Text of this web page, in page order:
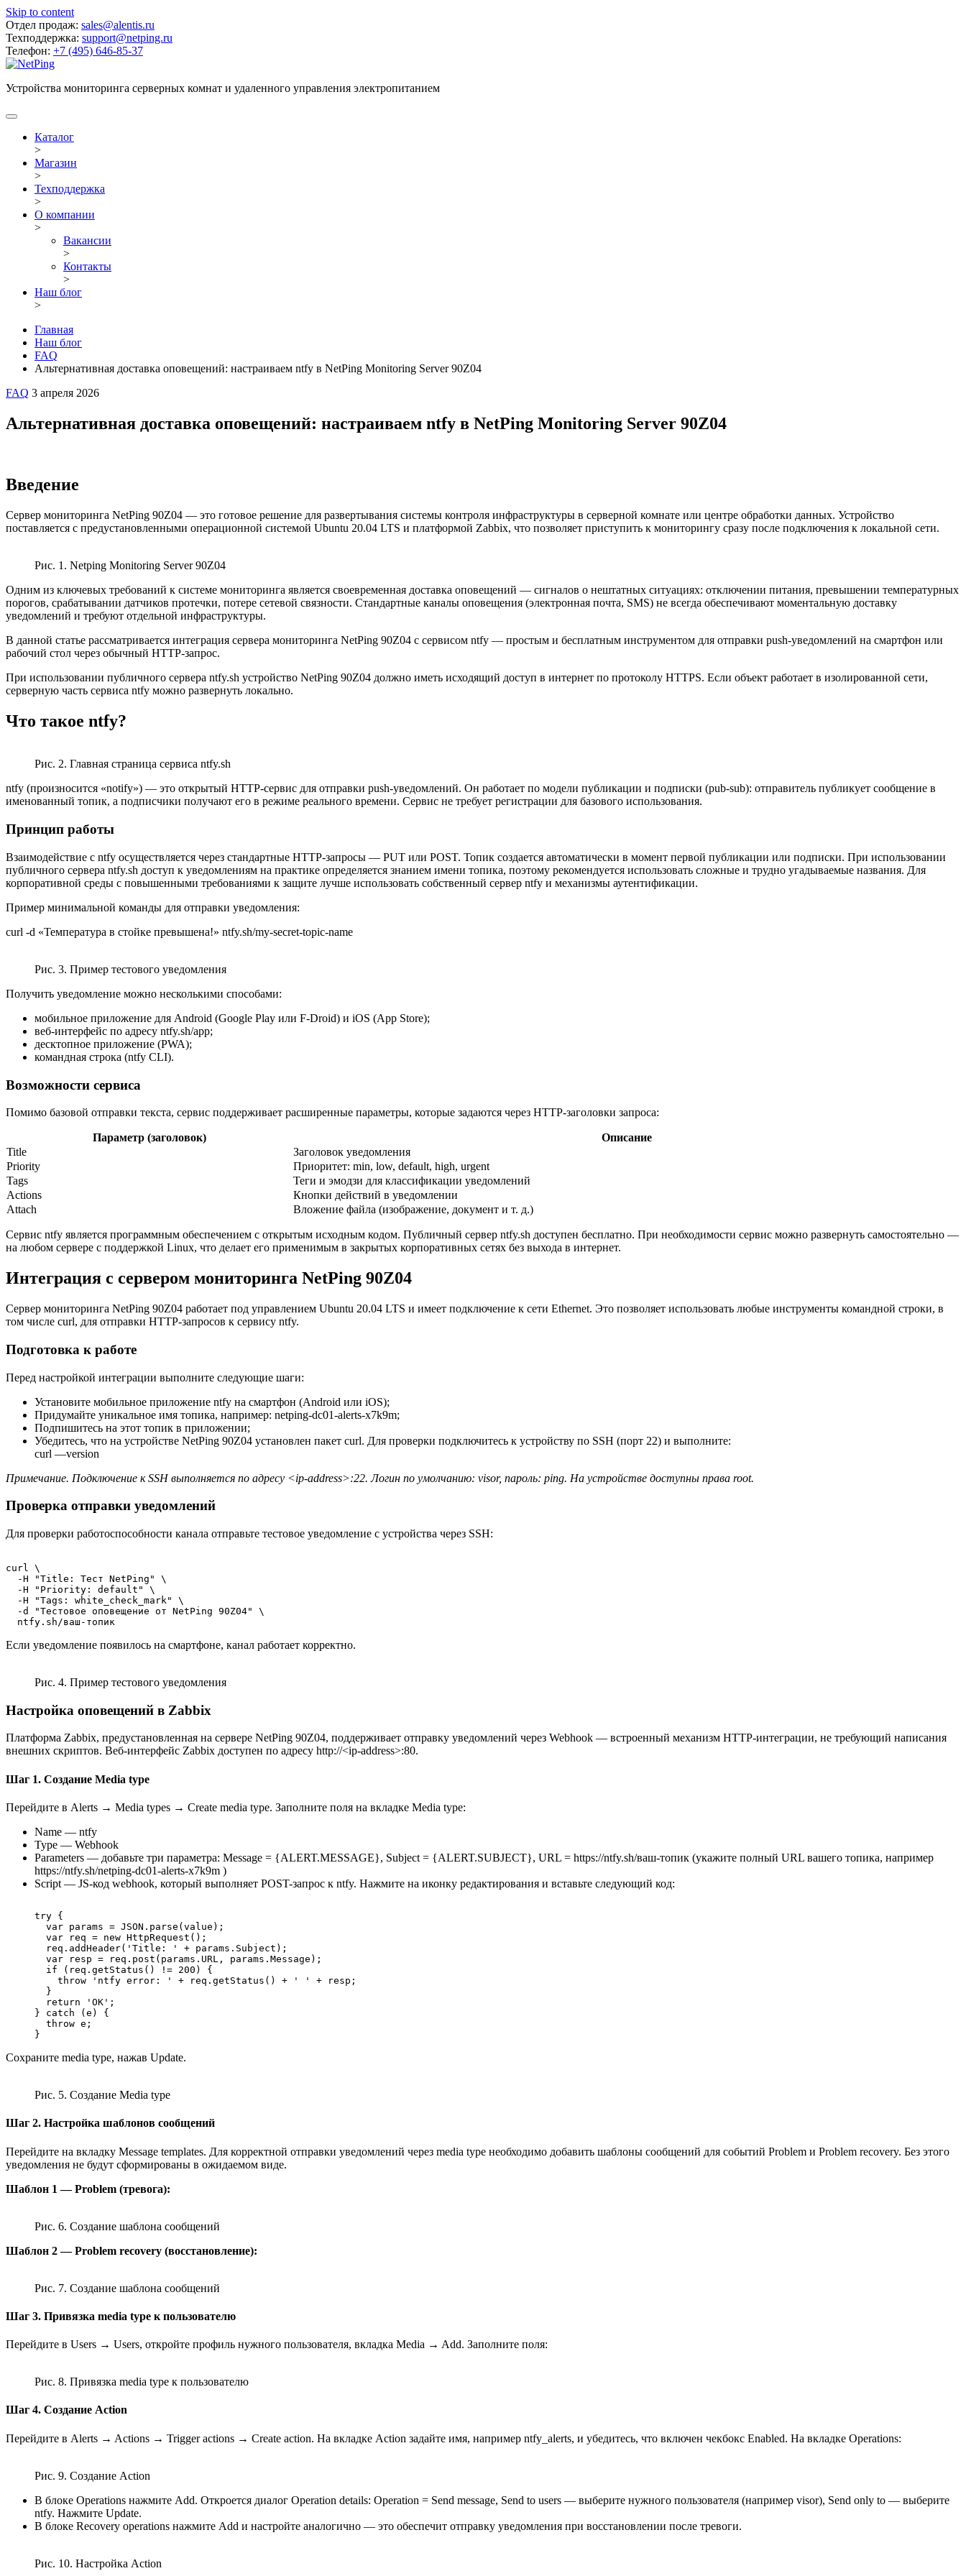
Skip to content
Отдел продаж: sales@alentis.ru
Техподдержка: support@netping.ru
Телефон: +7 (495) 646-85-37
Устройства мониторинга серверных комнат и удаленного управления электропитанием
Каталог
>
Магазин
>
Техподдержка
>
О компании
>
Вакансии
>
Контакты
>
Наш блог
>
Главная
Наш блог
FAQ
Альтернативная доставка оповещений: настраиваем ntfy в NetPing Monitoring Server 90Z04
FAQ 3 апреля 2026
Альтернативная доставка оповещений: настраиваем ntfy в NetPing Monitoring Server 90Z04
Введение
Сервер мониторинга NetPing 90Z04 — это готовое решение для развертывания системы контроля инфраструктуры в серверной комнате или центре обработки данных. Устройство
поставляется с предустановленными операционной системой Ubuntu 20.04 LTS и платформой Zabbix, что позволяет приступить к мониторингу сразу после подключения к локальной сети.
Рис. 1. Netping Monitoring Server 90Z04
Одним из ключевых требований к системе мониторинга является своевременная доставка оповещений — сигналов о нештатных ситуациях: отключении питания, превышении температурных
порогов, срабатывании датчиков протечки, потере сетевой связности. Стандартные каналы оповещения (электронная почта, SMS) не всегда обеспечивают моментальную доставку
уведомлений и требуют отдельной инфраструктуры.
В данной статье рассматривается интеграция сервера мониторинга NetPing 90Z04 с сервисом ntfy — простым и бесплатным инструментом для отправки push-уведомлений на смартфон или
рабочий стол через обычный HTTP-запрос.
При использовании публичного сервера ntfy.sh устройство NetPing 90Z04 должно иметь исходящий доступ в интернет по протоколу HTTPS. Если объект работает в изолированной сети,
серверную часть сервиса ntfy можно развернуть локально.
Что такое ntfy?
Рис. 2. Главная страница сервиса ntfy.sh
ntfy (произносится «notify») — это открытый HTTP-сервис для отправки push-уведомлений. Он работает по модели публикации и подписки (pub-sub): отправитель публикует сообщение в
именованный топик, а подписчики получают его в режиме реального времени. Сервис не требует регистрации для базового использования.
Принцип работы
Взаимодействие с ntfy осуществляется через стандартные HTTP-запросы — PUT или POST. Топик создается автоматически в момент первой публикации или подписки. При использовании
публичного сервера ntfy.sh доступ к уведомлениям на практике определяется знанием имени топика, поэтому рекомендуется использовать сложные и трудно угадываемые названия. Для
корпоративной среды с повышенными требованиями к защите лучше использовать собственный сервер ntfy и механизмы аутентификации.
Пример минимальной команды для отправки уведомления:
curl -d «Температура в стойке превышена!» ntfy.sh/my-secret-topic-name
Рис. 3. Пример тестового уведомления
Получить уведомление можно несколькими способами:
мобильное приложение для Android (Google Play или F-Droid) и iOS (App Store);
веб-интерфейс по адресу ntfy.sh/app;
десктопное приложение (PWA);
командная строка (ntfy CLI).
Возможности сервиса
Помимо базовой отправки текста, сервис поддерживает расширенные параметры, которые задаются через HTTP-заголовки запроса:
Параметр (заголовок)
Описание
Title
Заголовок уведомления
Priority
Приоритет: min, low, default, high, urgent
Tags
Теги и эмодзи для классификации уведомлений
Actions
Кнопки действий в уведомлении
Attach
Вложение файла (изображение, документ и т. д.)
Сервис ntfy является программным обеспечением с открытым исходным кодом. Публичный сервер ntfy.sh доступен бесплатно. При необходимости сервис можно развернуть самостоятельно —
на любом сервере с поддержкой Linux, что делает его применимым в закрытых корпоративных сетях без выхода в интернет.
Интеграция с сервером мониторинга NetPing 90Z04
Сервер мониторинга NetPing 90Z04 работает под управлением Ubuntu 20.04 LTS и имеет подключение к сети Ethernet. Это позволяет использовать любые инструменты командной строки, в
том числе curl, для отправки HTTP-запросов к сервису ntfy.
Подготовка к работе
Перед настройкой интеграции выполните следующие шаги:
Установите мобильное приложение ntfy на смартфон (Android или iOS);
Придумайте уникальное имя топика, например: netping-dc01-alerts-x7k9m;
Подпишитесь на этот топик в приложении;
Убедитесь, что на устройстве NetPing 90Z04 установлен пакет curl. Для проверки подключитесь к устройству по SSH (порт 22) и выполните:
curl —version
Примечание. Подключение к SSH выполняется по адресу <ip-address>:22. Логин по умолчанию: visor, пароль: ping. На устройстве доступны права root.
Проверка отправки уведомлений
Для проверки работоспособности канала отправьте тестовое уведомление с устройства через SSH:
curl \
  -H "Title: Тест NetPing" \
  -H "Priority: default" \
  -H "Tags: white_check_mark" \
  -d "Тестовое оповещение от NetPing 90Z04" \
Если уведомление появилось на смартфоне, канал работает корректно.
Рис. 4. Пример тестового уведомления
Настройка оповещений в Zabbix
Платформа Zabbix, предустановленная на сервере NetPing 90Z04, поддерживает отправку уведомлений через Webhook — встроенный механизм HTTP-интеграции, не требующий написания
внешних скриптов. Веб-интерфейс Zabbix доступен по адресу http://<ip-address>:80.
Шаг 1. Создание Media type
Перейдите в Alerts → Media types → Create media type. Заполните поля на вкладке Media type:
Name — ntfy
Type — Webhook
Parameters — добавьте три параметра: Message = {ALERT.MESSAGE}, Subject = {ALERT.SUBJECT}, URL = https://ntfy.sh/ваш-топик (укажите полный URL вашего топика, например
https://ntfy.sh/netping-dc01-alerts-x7k9m )
Script — JS-код webhook, который выполняет POST-запрос к ntfy. Нажмите на иконку редактирования и вставьте следующий код:
try {
  var params = JSON.parse(value);
  var req = new HttpRequest();
  req.addHeader('Title: ' + params.Subject);
  var resp = req.post(params.URL, params.Message);
  if (req.getStatus() != 200) {
    throw 'ntfy error: ' + req.getStatus() + ' ' + resp;
  }
  return 'OK';
} catch (e) {
  throw e;
Сохраните media type, нажав Update.
Рис. 5. Создание Media type
Шаг 2. Настройка шаблонов сообщений
Перейдите на вкладку Message templates. Для корректной отправки уведомлений через media type необходимо добавить шаблоны сообщений для событий Problem и Problem recovery. Без этого
уведомления не будут сформированы в ожидаемом виде.
Шаблон 1 — Problem (тревога):
Рис. 6. Создание шаблона сообщений
Шаблон 2 — Problem recovery (восстановление):
Рис. 7. Создание шаблона сообщений
Шаг 3. Привязка media type к пользователю
Перейдите в Users → Users, откройте профиль нужного пользователя, вкладка Media → Add. Заполните поля:
Рис. 8. Привязка media type к пользователю
Шаг 4. Создание Action
Перейдите в Alerts → Actions → Trigger actions → Create action. На вкладке Action задайте имя, например ntfy_alerts, и убедитесь, что включен чекбокс Enabled. На вкладке Operations:
Рис. 9. Создание Action
В блоке Operations нажмите Add. Откроется диалог Operation details: Operation = Send message, Send to users — выберите нужного пользователя (например visor), Send only to — выберите
ntfy. Нажмите Update.
В блоке Recovery operations нажмите Add и настройте аналогично — это обеспечит отправку уведомления при восстановлении после тревоги.
Рис. 10. Настройка Action